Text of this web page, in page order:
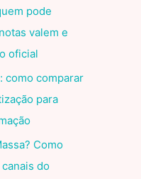
pode
valem e
oficial
como comparar
para
Como
do